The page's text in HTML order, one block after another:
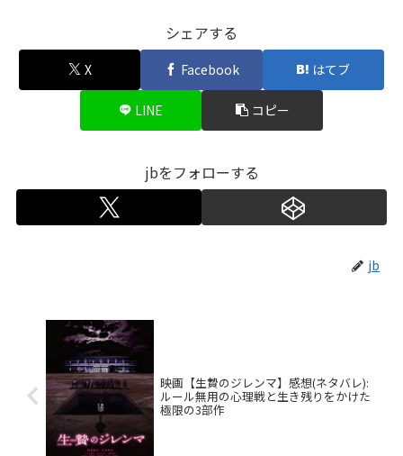
シェアする
X Facebook はてブ
LINE コピー
jbをフォローする
jb
映画【生贄のジレンマ】感想(ネタバレ):
ルール無用の心理戦と生き残りをかけた
極限の3部作